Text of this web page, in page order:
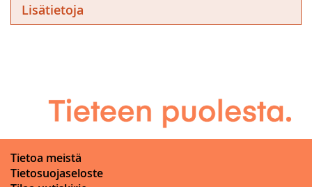
Lisätietoja
Tietoa meistä
Tietosuojaseloste